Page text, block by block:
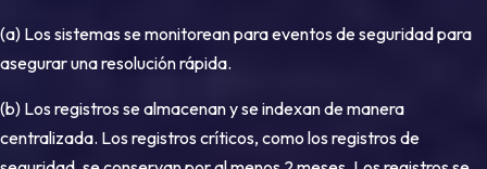
(a) Los sistemas se monitorean para eventos de seguridad para
asegurar una resolución rápida.
(b) Los registros se almacenan y se indexan de manera
centralizada. Los registros críticos, como los registros de